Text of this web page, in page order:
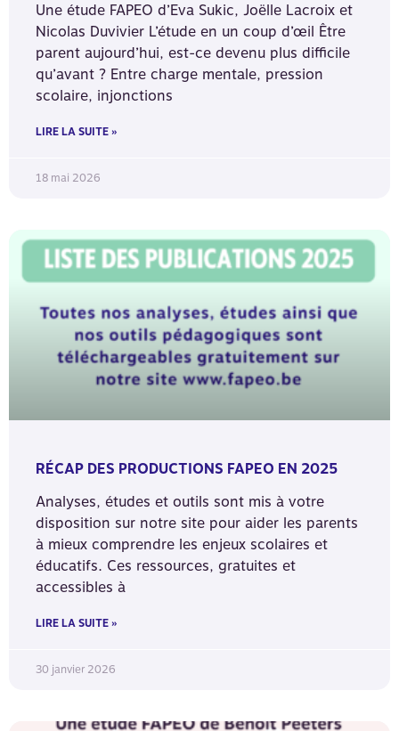
Une étude FAPEO d’Eva Sukic, Joëlle Lacroix et
Nicolas Duvivier L’étude en un coup d’œil Être
parent aujourd’hui, est-ce devenu plus difficile
qu’avant ? Entre charge mentale, pression
scolaire, injonctions
LIRE LA SUITE »
18 mai 2026
RÉCAP DES PRODUCTIONS FAPEO EN 2025
Analyses, études et outils sont mis à votre
disposition sur notre site pour aider les parents
à mieux comprendre les enjeux scolaires et
éducatifs. Ces ressources, gratuites et
accessibles à
LIRE LA SUITE »
30 janvier 2026